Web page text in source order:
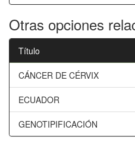
Otras opciones
Título
CÁNCER DE CÉRVIX
ECUADOR
GENOTIPIFICACIÓN